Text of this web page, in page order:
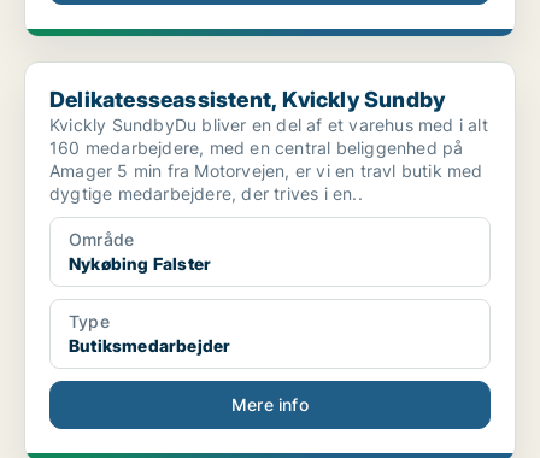
Delikatesseassistent, Kvickly Sundby
Delikatesseassistent, Kvickly Sundby
Kvickly SundbyDu bliver en del af et varehus med i alt
160 medarbejdere, med en central beliggenhed på
Amager 5 min fra Motorvejen, er vi en travl butik med
dygtige medarbejdere, der trives i en..
Område
Nykøbing Falster
Type
Butiksmedarbejder
Mere info